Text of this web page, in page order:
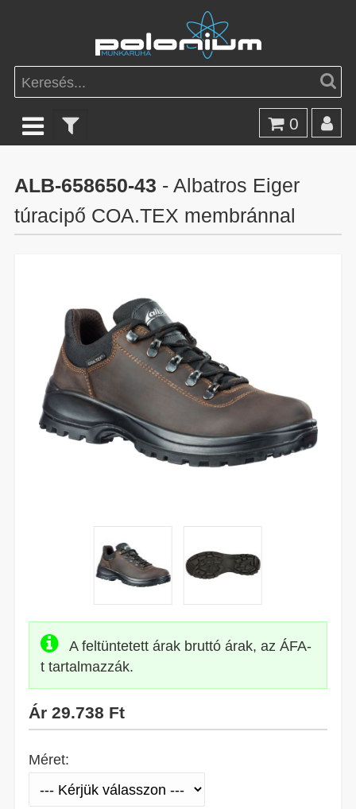
0
ALB-658650-43 - Albatros Eiger
túracipő COA.TEX membránnal
A feltüntetett árak bruttó árak, az ÁFA-
t tartalmazzák.
Ár29.738 Ft
Méret: